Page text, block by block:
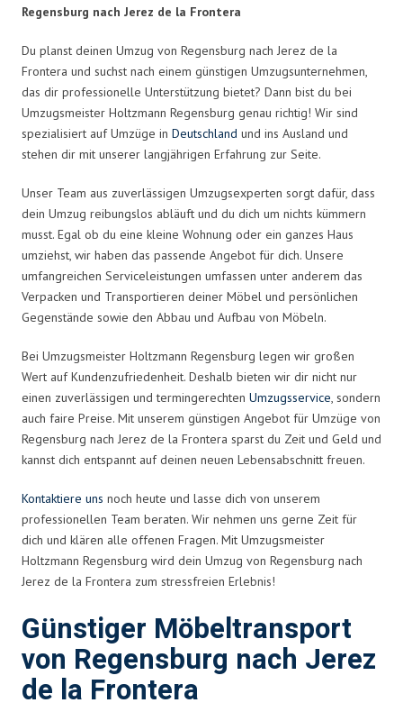
Regensburg nach Jerez de la Frontera
Du planst deinen Umzug von Regensburg nach Jerez de la
Frontera und suchst nach einem günstigen Umzugsunternehmen,
das dir professionelle Unterstützung bietet? Dann bist du bei
Umzugsmeister Holtzmann Regensburg genau richtig! Wir sind
spezialisiert auf Umzüge in Deutschland und ins Ausland und
stehen dir mit unserer langjährigen Erfahrung zur Seite.
Unser Team aus zuverlässigen Umzugsexperten sorgt dafür, dass
dein Umzug reibungslos abläuft und du dich um nichts kümmern
musst. Egal ob du eine kleine Wohnung oder ein ganzes Haus
umziehst, wir haben das passende Angebot für dich. Unsere
umfangreichen Serviceleistungen umfassen unter anderem das
Verpacken und Transportieren deiner Möbel und persönlichen
Gegenstände sowie den Abbau und Aufbau von Möbeln.
Bei Umzugsmeister Holtzmann Regensburg legen wir großen
Wert auf Kundenzufriedenheit. Deshalb bieten wir dir nicht nur
einen zuverlässigen und termingerechten Umzugsservice, sondern
auch faire Preise. Mit unserem günstigen Angebot für Umzüge von
Regensburg nach Jerez de la Frontera sparst du Zeit und Geld und
kannst dich entspannt auf deinen neuen Lebensabschnitt freuen.
Kontaktiere uns noch heute und lasse dich von unserem
professionellen Team beraten. Wir nehmen uns gerne Zeit für
dich und klären alle offenen Fragen. Mit Umzugsmeister
Holtzmann Regensburg wird dein Umzug von Regensburg nach
Jerez de la Frontera zum stressfreien Erlebnis!
Günstiger Möbeltransport
von Regensburg nach Jerez
de la Frontera